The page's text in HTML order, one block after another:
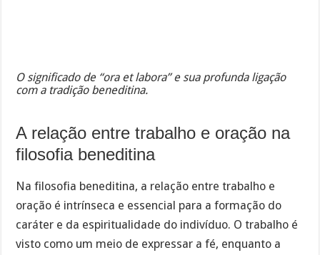
O significado de “ora et labora” e sua profunda ligação
com a tradição beneditina.
A relação entre trabalho e oração na
filosofia beneditina
Na filosofia beneditina, a relação entre trabalho e
oração é intrínseca e essencial para a formação do
caráter e da espiritualidade do indivíduo. O trabalho é
visto como um meio de expressar a fé, enquanto a